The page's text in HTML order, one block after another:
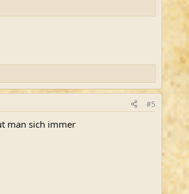
#5
man sich immer